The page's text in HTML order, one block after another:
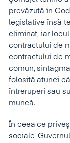
prevăzută în
legislative însă
eliminat, iar
contractului de
contractului de
comun,
folosită atunci
întreruperi sau
muncă.
În ceea ce
sociale,